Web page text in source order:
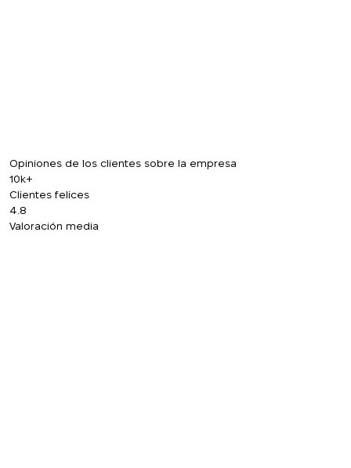
Opiniones de los clientes sobre la empresa
10k+
Clientes felices
4.8
Valoración media